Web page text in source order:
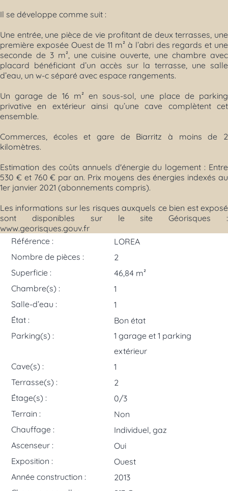
Il se développe comme suit :
Une entrée, une pièce de vie profitant de deux terrasses, une
première exposée Ouest de 11 m² à l’abri des regards et une
seconde de 3 m², une cuisine ouverte, une chambre avec
placard bénéficiant d’un accès sur la terrasse, une salle
d’eau, un w-c séparé avec espace rangements.
Un garage de 16 m² en sous-sol, une place de parking
privative en extérieur ainsi qu’une cave complètent cet
ensemble.
Commerces, écoles et gare de Biarritz à moins de 2
kilomètres.
Estimation des coûts annuels d'énergie du logement : Entre
530 € et 760 € par an. Prix moyens des énergies indexés au
1er janvier 2021 (abonnements compris).
Les informations sur les risques auxquels ce bien est exposé
sont disponibles sur le site Géorisques :
www.georisques.gouv.fr
Référence :
LOREA
Nombre de pièces :
2
Superficie :
46,84 m²
Chambre(s) :
1
Salle-d’eau :
1
État :
Bon état
Parking(s) :
1 garage et 1 parking
extérieur
Cave(s) :
1
Terrasse(s) :
2
Étage(s) :
0/3
Terrain :
Non
Chauffage :
Individuel, gaz
Ascenseur :
Oui
Exposition :
Ouest
Année construction :
2013